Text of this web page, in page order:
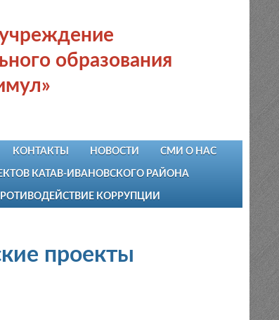
образования
КОНТАКТЫ НОВОСТИ СМИ О НАС
КАТАВ-ИВАНОВСКОГО РАЙОНА
КОРРУПЦИИ
проекты